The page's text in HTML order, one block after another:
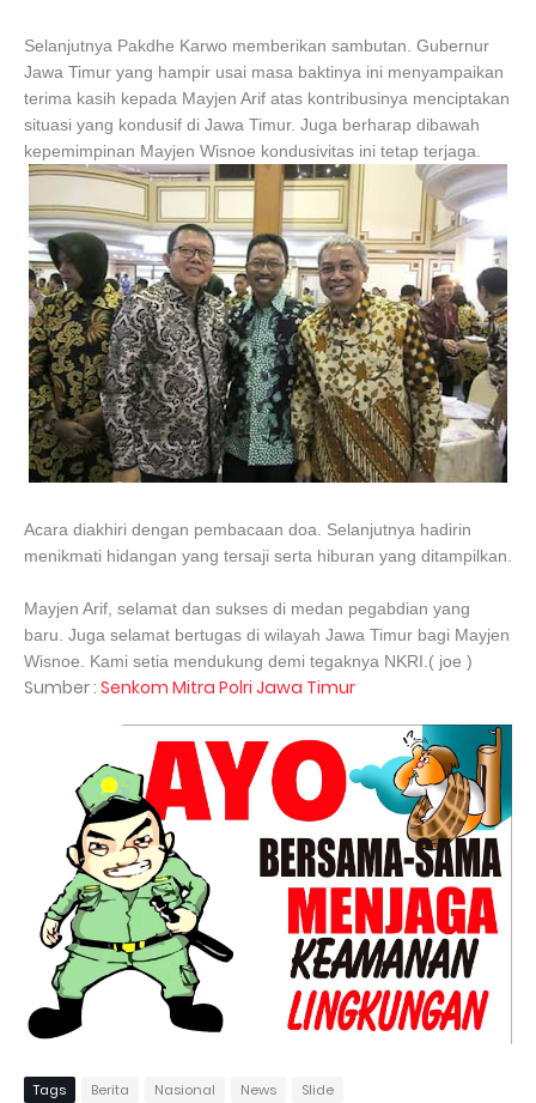
Selanjutnya Pakdhe Karwo memberikan sambutan. Gubernur
Jawa Timur yang hampir usai masa baktinya ini menyampaikan
terima kasih kepada Mayjen Arif atas kontribusinya menciptakan
situasi yang kondusif di Jawa Timur. Juga berharap dibawah
kepemimpinan Mayjen Wisnoe kondusivitas ini tetap terjaga.
Acara diakhiri dengan pembacaan doa. Selanjutnya hadirin
menikmati hidangan yang tersaji serta hiburan yang ditampilkan.
Mayjen Arif, selamat dan sukses di medan pegabdian yang
baru. Juga selamat bertugas di wilayah Jawa Timur bagi Mayjen
Wisnoe. Kami setia mendukung demi tegaknya NKRI.( joe )
Sumber : Senkom Mitra Polri Jawa Timur
Tags Berita Nasional News Slide